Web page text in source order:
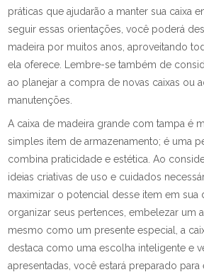
práticas que ajudarão a manter sua caixa
seguir essas orientações, você poderá
madeira por muitos anos, aproveitando
ela oferece. Lembre-se também de
ao planejar a compra de novas caixas ou
manutenções.
A caixa de madeira grande com tampa é
simples item de armazenamento; é uma
combina praticidade e estética. Ao
ideias criativas de uso e cuidados
maximizar o potencial desse item em sua
organizar seus pertences, embelezar um
mesmo como um presente especial, a
destaca como uma escolha inteligente e
apresentadas, você estará preparado